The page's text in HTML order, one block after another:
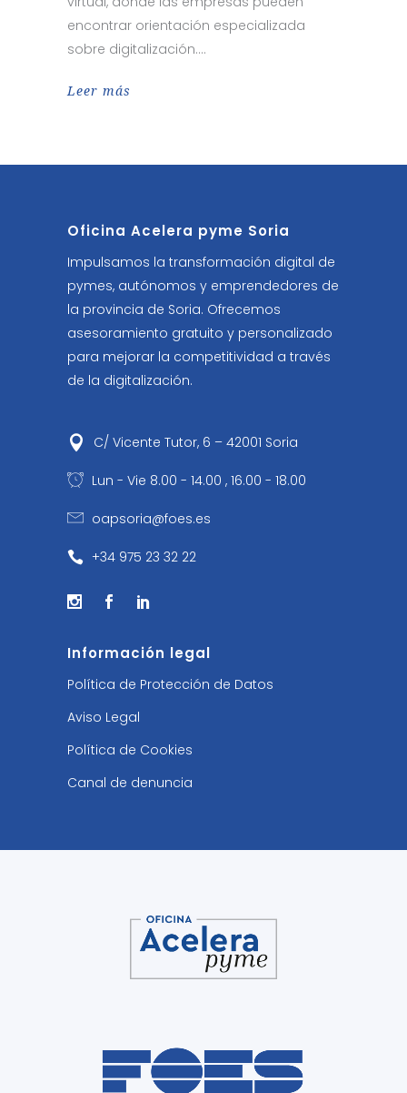
encontrar orientación especializada
sobre digitalización.
Leer más
Oficina Acelera pyme Soria
Impulsamos la transformación digital de
pymes, autónomos y emprendedores de
la provincia de Soria. Ofrecemos
asesoramiento gratuito y personalizado
para mejorar la competitividad a través
de la digitalización.
C/ Vicente Tutor, 6 – 42001 Soria
Lun - Vie 8.00 - 14.00 , 16.00 - 18.00
oapsoria@foes.es
+34 975 23 32 22
Información legal
Política de Protección de Datos
Aviso Legal
Política de Cookies
Canal de denuncia